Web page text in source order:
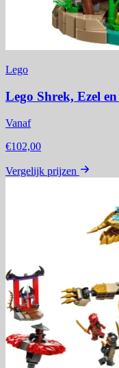
Lego
Lego Shrek, Ezel
Vanaf
€102,00
Vergelijk prijzen